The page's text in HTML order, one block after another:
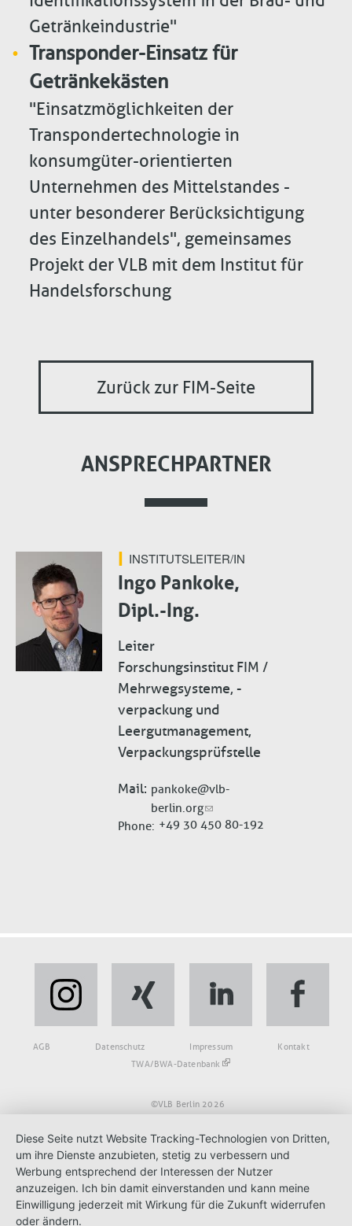
Getränkeindustrie"
Transponder-Einsatz für
Getränkekästen
"Einsatzmöglichkeiten der
Transpondertechnologie in
konsumgüter-orientierten
Unternehmen des Mittelstandes -
unter besonderer Berücksichtigung
des Einzelhandels", gemeinsames
Projekt der VLB mit dem Institut für
Handelsforschung
Zurück zur FIM-Seite
ANSPRECHPARTNER
INSTITUTSLEITER/IN
Ingo Pankoke,
Dipl.-Ing.
Leiter
Forschungsinstitut FIM /
Mehrwegsysteme, -
verpackung und
Leergutmanagement,
Verpackungsprüfstelle
Mail pankoke@vlb-
berlin.org
Phone +49 30 450 80-192
©VLB Berlin 2026
Fußbereich
AGB Datenschutz Impressum
Kontakt
TWA/BWA-Datenbank
Diese Seite nutzt Website Tracking-Technologien von Dritten,
um ihre Dienste anzubieten, stetig zu verbessern und
Werbung entsprechend der Interessen der Nutzer
anzuzeigen. Ich bin damit einverstanden und kann meine
Einwilligung jederzeit mit Wirkung für die Zukunft widerrufen
oder ändern.